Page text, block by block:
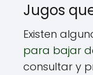
Jugos
Existen
para bajar
consultar y